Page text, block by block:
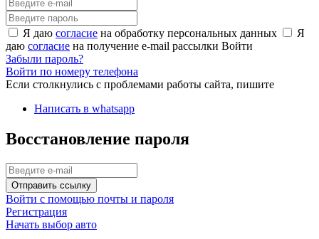
Я даю согласие на обработку персональных данных
Я
даю согласие на получение e-mail рассылки Войти
Забыли пароль?
Войти по номеру телефона
Если столкнулись с проблемами работы сайта, пишите
Написать в whatsapp
Восстановление пароля
Отправить ссылку
Войти с помощью почты и пароля
Регистрация
Начать выбор авто